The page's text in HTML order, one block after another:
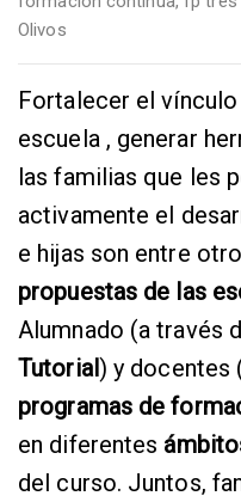
Olivos
Fortalecer el
escuela , generar
las familias que les
activamente el
e hijas son entre
propuestas de las
Alumnado (a través
Tutorial) y docentes
programas de
en diferentes
del curso. Juntos,